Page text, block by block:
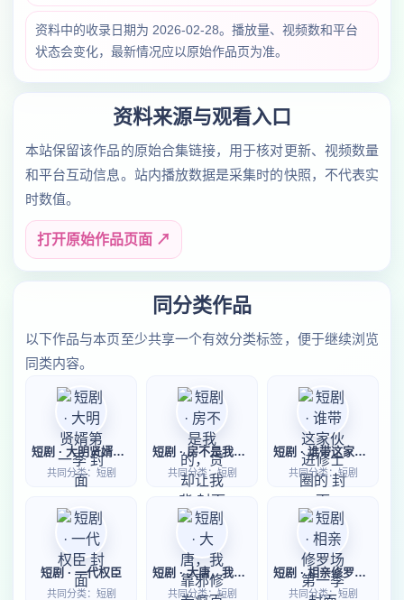
资料中的收录日期为 2026-02-28。播放量、视频数和平台
状态会变化，最新情况应以原始作品页为准。
资料来源与观看入口
本站保留该作品的原始合集链接，用于核对更新、视频数量
和平台互动信息。站内播放数据是采集时的快照，不代表实
时数值。
打开原始作品页面 ↗
同分类作品
以下作品与本页至少共享一个有效分类标签，便于继续浏览
同类内容。
短剧 · 大明贤婿第一季
共同分类：短剧
短剧 · 房不是我的，贷却让我背
共同分类：短剧
短剧 · 谁带这家伙进修士圈的
共同分类：短剧
短剧 · 一代权臣
共同分类：短剧
短剧 · 大唐，我靠邪修卷疯百官
共同分类：短剧
短剧 · 相亲修罗场第一季
共同分类：短剧